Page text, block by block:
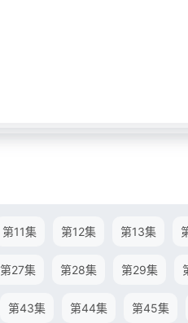
第11集 第12集 第13集
第27集 第28集 第29集
第43集 第44集 第45集